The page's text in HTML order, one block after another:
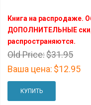
Книга на распродаже.
ДОПОЛНИТЕЛЬНЫЕ
распространяются.
Old Price:$31.95
Ваша цена: $12.95
КУПИТЬ